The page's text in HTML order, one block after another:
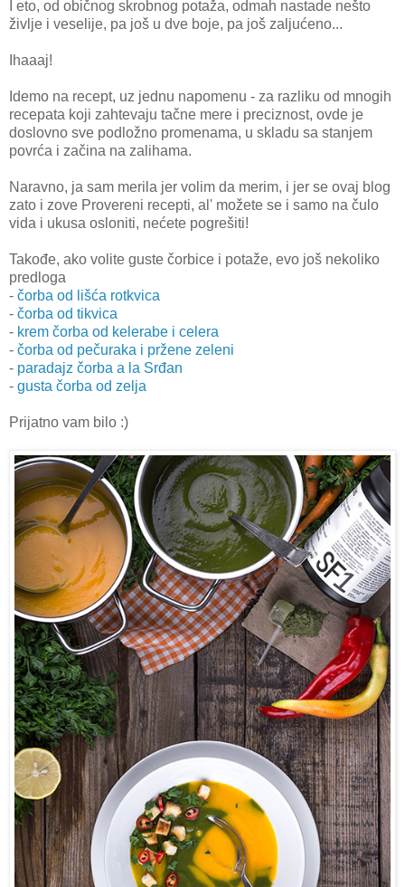
I eto, od običnog skrobnog potaža, odmah nastade nešto
življe i veselije, pa još u dve boje, pa još zaljućeno...
Ihaaaj!
Idemo na recept, uz jednu napomenu - za razliku od mnogih
recepata koji zahtevaju tačne mere i preciznost, ovde je
doslovno sve podložno promenama, u skladu sa stanjem
povrća i začina na zalihama.
Naravno, ja sam merila jer volim da merim, i jer se ovaj blog
zato i zove Provereni recepti, al' možete se i samo na čulo
vida i ukusa osloniti, nećete pogrešiti!
Takođe, ako volite guste čorbice i potaže, evo još nekoliko
predloga
- čorba od lišća rotkvica
- čorba od tikvica
- krem čorba od kelerabe i celera
- čorba od pečuraka i pržene zeleni
- paradajz čorba a la Srđan
- gusta čorba od zelja
Prijatno vam bilo :)